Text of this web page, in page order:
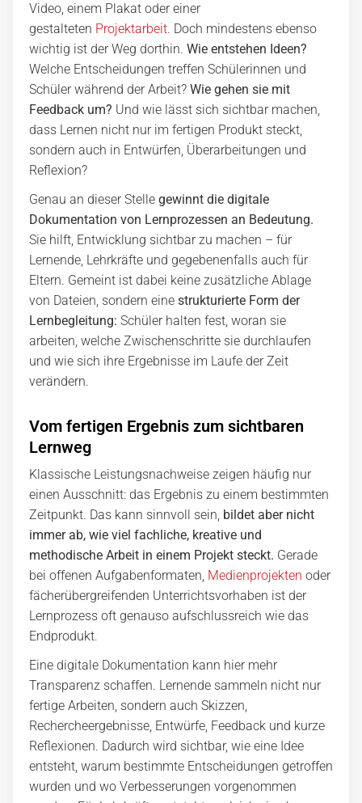
Video, einem Plakat oder einer
gestalteten Projektarbeit. Doch mindestens ebenso
wichtig ist der Weg dorthin. Wie entstehen Ideen?
Welche Entscheidungen treffen Schülerinnen und
Schüler während der Arbeit? Wie gehen sie mit
Feedback um? Und wie lässt sich sichtbar machen,
dass Lernen nicht nur im fertigen Produkt steckt,
sondern auch in Entwürfen, Überarbeitungen und
Reflexion?
Genau an dieser Stelle gewinnt die digitale
Dokumentation von Lernprozessen an Bedeutung.
Sie hilft, Entwicklung sichtbar zu machen – für
Lernende, Lehrkräfte und gegebenenfalls auch für
Eltern. Gemeint ist dabei keine zusätzliche Ablage
von Dateien, sondern eine strukturierte Form der
Lernbegleitung: Schüler halten fest, woran sie
arbeiten, welche Zwischenschritte sie durchlaufen
und wie sich ihre Ergebnisse im Laufe der Zeit
verändern.
Vom fertigen Ergebnis zum sichtbaren
Lernweg
Klassische Leistungsnachweise zeigen häufig nur
einen Ausschnitt: das Ergebnis zu einem bestimmten
Zeitpunkt. Das kann sinnvoll sein, bildet aber nicht
immer ab, wie viel fachliche, kreative und
methodische Arbeit in einem Projekt steckt. Gerade
bei offenen Aufgabenformaten, Medienprojekten oder
fächerübergreifenden Unterrichtsvorhaben ist der
Lernprozess oft genauso aufschlussreich wie das
Endprodukt.
Eine digitale Dokumentation kann hier mehr
Transparenz schaffen. Lernende sammeln nicht nur
fertige Arbeiten, sondern auch Skizzen,
Rechercheergebnisse, Entwürfe, Feedback und kurze
Reflexionen. Dadurch wird sichtbar, wie eine Idee
entsteht, warum bestimmte Entscheidungen getroffen
wurden und wo Verbesserungen vorgenommen